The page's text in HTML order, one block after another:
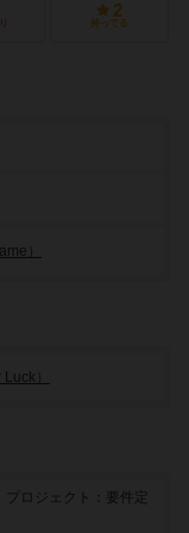
2
持ってる
）
）
ロジェクト：要件定